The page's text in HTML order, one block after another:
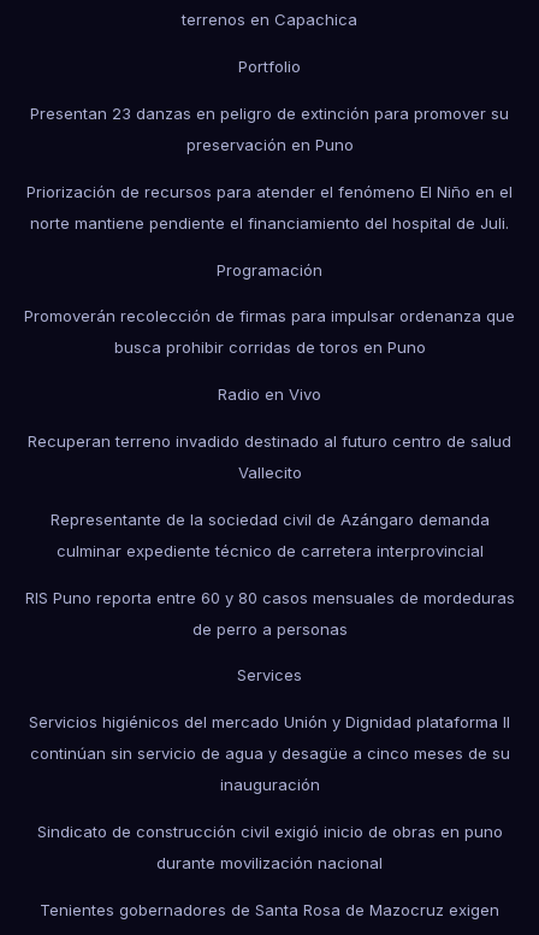
terrenos en Capachica
Portfolio
Presentan 23 danzas en peligro de extinción para promover su
preservación en Puno
Priorización de recursos para atender el fenómeno El Niño en el
norte mantiene pendiente el financiamiento del hospital de Juli.
Programación
Promoverán recolección de firmas para impulsar ordenanza que
busca prohibir corridas de toros en Puno
Radio en Vivo
Recuperan terreno invadido destinado al futuro centro de salud
Vallecito
Representante de la sociedad civil de Azángaro demanda
culminar expediente técnico de carretera interprovincial
RIS Puno reporta entre 60 y 80 casos mensuales de mordeduras
de perro a personas
Services
Servicios higiénicos del mercado Unión y Dignidad plataforma II
continúan sin servicio de agua y desagüe a cinco meses de su
inauguración
Sindicato de construcción civil exigió inicio de obras en puno
durante movilización nacional
Tenientes gobernadores de Santa Rosa de Mazocruz exigen